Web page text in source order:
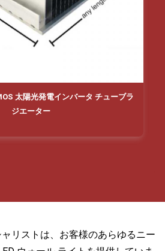
太陽光発電インバータ チューブラ
ジエーター
リストは、お客様のあらゆるニー